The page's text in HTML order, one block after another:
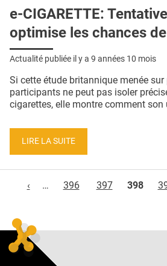
e-CIGARETTE:
optimise les chances
Actualité publiée il y a 9 années 10 mois
Si cette étude britannique menée
participants ne peut pas isoler
cigarettes, elle montre comment son
LIRE LA SUITE
‹
… 396 397 398